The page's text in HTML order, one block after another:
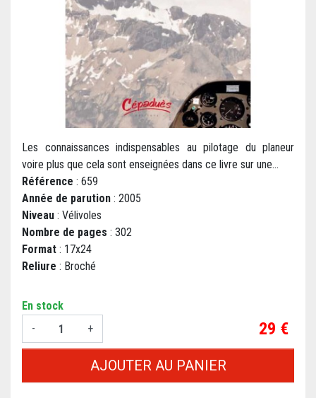
Les connaissances indispensables au pilotage du planeur
voire plus que cela sont enseignées dans ce livre sur une...
Référence : 659
Année de parution : 2005
Niveau : Vélivoles
Nombre de pages : 302
Format : 17x24
Reliure : Broché
En stock
-
+ Prix
29 €
AJOUTER AU PANIER